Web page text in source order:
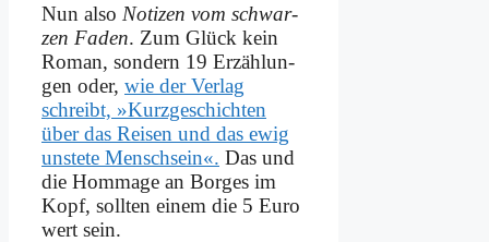
Nun al­so No­ti­zen vom schwar­
zen Fa­den. Zum Glück kein
Ro­man, son­dern 19 Er­zäh­lun­
gen oder, wie der Ver­lag
schreibt, »Kurz­ge­schich­ten
über das Rei­sen und das ewig
un­ste­te Mensch­sein«. Das und
die Hom­mage an Bor­ges im
Kopf, soll­ten ei­nem die 5 Eu­ro
wert sein.